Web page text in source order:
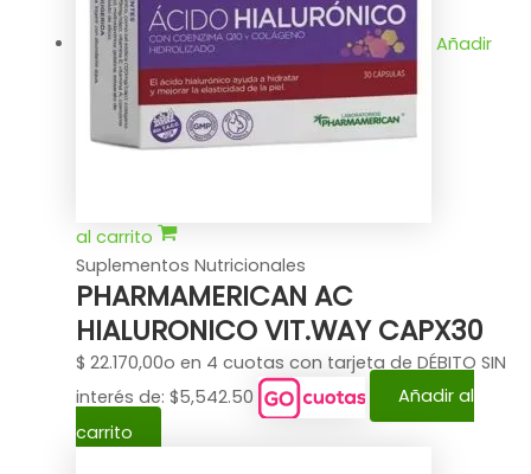
Añadir
al carrito
Suplementos Nutricionales
PHARMAMERICAN AC
HIALURONICO VIT.WAY CAPX30
$ 22.170,00o en 4 cuotas con tarjeta de DÉBITO SIN
interés de: $5,542.50
Añadir al
carrito